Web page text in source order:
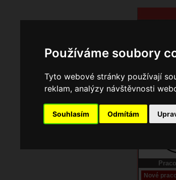
Používáme soubory
Tyto webové stránky používají
reklam, analýzy návštěvnosti
Souhlasím Odmítám
Domů
Nové